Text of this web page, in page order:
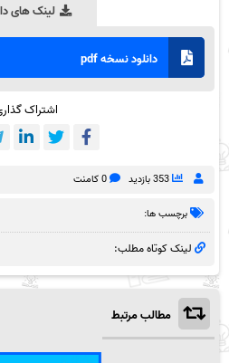
لینک های
دانلود نسخه pdf
اشتراک
353 بازدید 0 کامنت
برچسب ها:
لینک کوتاه مطلب:
مطالب مرتبط